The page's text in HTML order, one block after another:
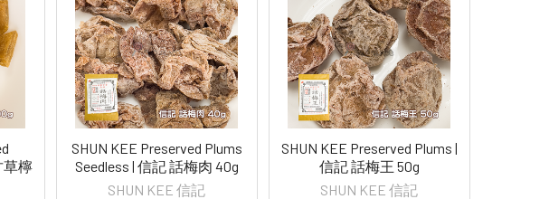
草檸
SHUN KEE Preserved Plums
Seedless | 信記 話梅肉 40g
SHUN KEE 信記
SHUN KEE Preserved Plums |
信記 話梅王 50g
SHUN KEE 信記